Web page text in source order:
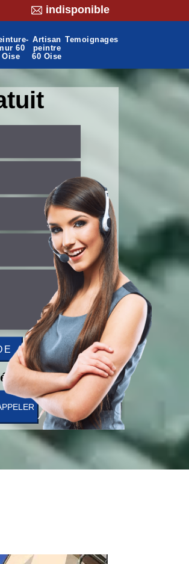
indisponible
60
Oise
Artisan
peintre
60 Oise
Temoignages